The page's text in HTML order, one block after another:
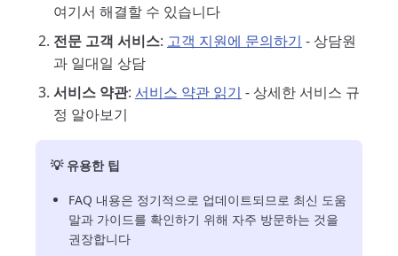
여기서 해결할 수 있습니다
전문 고객 서비스: 고객 지원에 문의하기 - 상담원
과 일대일 상담
서비스 약관: 서비스 약관 읽기 - 상세한 서비스 규
정 알아보기
💡 유용한 팁
FAQ 내용은 정기적으로 업데이트되므로 최신 도움
말과 가이드를 확인하기 위해 자주 방문하는 것을
권장합니다